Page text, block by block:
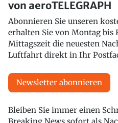
von aeroTELEGRAPH
Abonnieren Sie unseren
erhalten Sie von Montag
Mittagszeit die neuesten
Luftfahrt direkt in Ihr
Newsletter abonnieren
Bleiben Sie immer einen